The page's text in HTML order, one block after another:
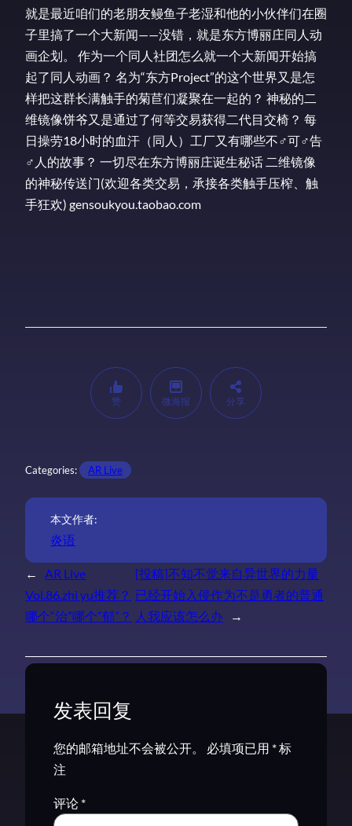
就是最近咱们的老朋友鳗鱼子老湿和他的小伙伴们在圈
子里搞了一个大新闻——没错，就是东方博丽庄同人动
画企划。 作为一个同人社团怎么就一个大新闻开始搞
起了同人动画？ 名为“东方Project”的这个世界又是怎
样把这群长满触手的菊苣们凝聚在一起的？ 神秘的二
维镜像饼爷又是通过了何等交易获得二代目交椅？ 每
日操劳18小时的血汗（同人）工厂又有哪些不♂可♂告
♂人的故事？ 一切尽在东方博丽庄诞生秘话 二维镜像
的神秘传送门(欢迎各类交易，承接各类触手压榨、触
手狂欢) gensoukyou.taobao.com
赞 微海报 分享
Categories: AR Live
本文作者:
炎语
←
AR Live
Vol.86.zhi yu推荐？
哪个“治”哪个“郁”？
[投稿]不知不觉来自异世界的力量
已经开始入侵作为不是勇者的普通
人我应该怎么办
→
发表回复
您的邮箱地址不会被公开。 必填项已用 *标
注
评论 *